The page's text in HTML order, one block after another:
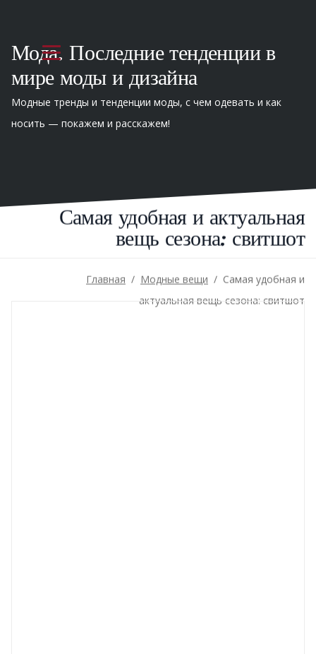
Мода. Последние тенденции в
мире моды и дизайна
Модные тренды и тенденции моды, с чем одевать и как
носить — покажем и расскажем!
Самая удобная и актуальная
вещь сезона: свитшот
Главная / Модные вещи / Самая удобная и
актуальная вещь сезона: свитшот